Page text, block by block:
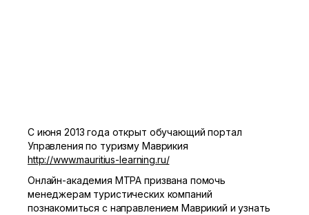
С июня 2013 года открыт обучающий портал
Управления по туризму Маврикия
http://www.mauritius-learning.ru/
Онлайн-академия MTPA призвана помочь
менеджерам туристических компаний
познакомиться с направлением Маврикий и узнать